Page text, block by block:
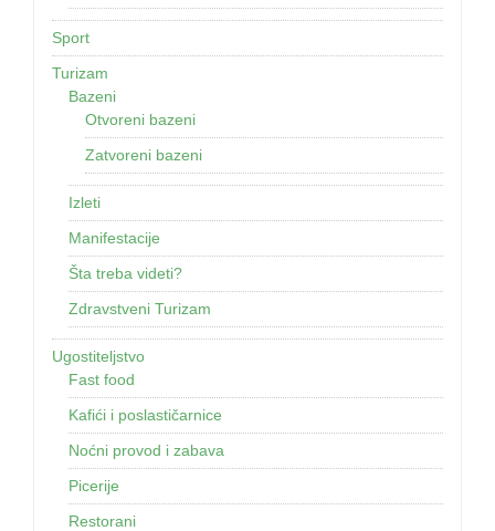
Sport
Turizam
Bazeni
Otvoreni bazeni
Zatvoreni bazeni
Izleti
Manifestacije
Šta treba videti?
Zdravstveni Turizam
Ugostiteljstvo
Fast food
Kafići i poslastičarnice
Noćni provod i zabava
Picerije
Restorani